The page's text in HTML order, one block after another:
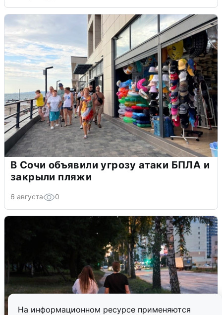
На информационном ресурсе применяются
В Сочи объявили угрозу атаки БПЛА и
закрыли пляжи
6 августа 0